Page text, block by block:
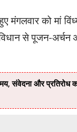
को मां
विधान से पूजन-
और प्रतिरोध